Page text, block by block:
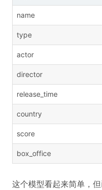
name
type
actor
director
release_time
country
score
box_office
这个模型看起来简单，